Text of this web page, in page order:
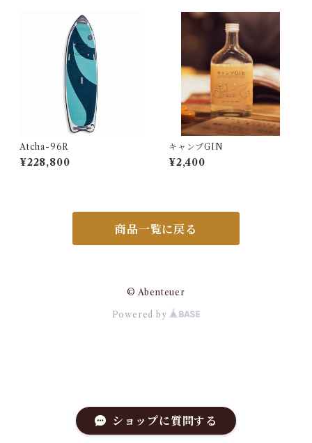
ショップに質問する
Atcha-96R
¥228,800
キャンプGIN
¥2,400
商品一覧に戻る
© Abenteuer
Powered by